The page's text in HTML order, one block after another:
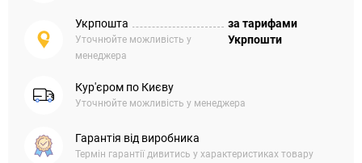
Укрпошта
Уточнюйте можливість у
менеджера
за тарифами
Укрпошти
Кур'єром по Києву
Уточнюйте можливість у менеджера
Гарантія від виробника
Термін гарантії дивитись у характеристиках товару